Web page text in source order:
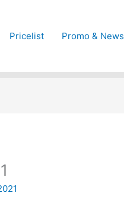
Pricelist Promo & News